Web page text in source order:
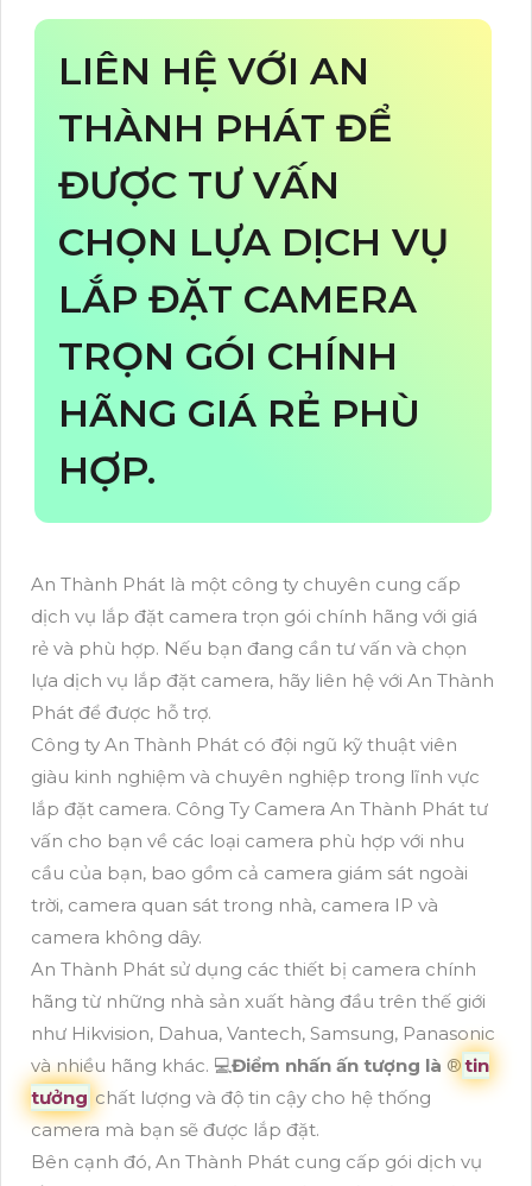
LIÊN HỆ VỚI AN
THÀNH PHÁT ĐỂ
ĐƯỢC TƯ VẤN
CHỌN LỰA DỊCH VỤ
LẮP ĐẶT CAMERA
TRỌN GÓI CHÍNH
HÃNG GIÁ RẺ PHÙ
HỢP.
An Thành Phát là một công ty chuyên cung cấp
dịch vụ lắp đặt camera trọn gói chính hãng với giá
rẻ và phù hợp. Nếu bạn đang cần tư vấn và chọn
lựa dịch vụ lắp đặt camera, hãy liên hệ với An Thành
Phát để được hỗ trợ.
Công ty An Thành Phát có đội ngũ kỹ thuật viên
giàu kinh nghiệm và chuyên nghiệp trong lĩnh vực
lắp đặt camera. Công Ty Camera An Thành Phát tư
vấn cho bạn về các loại camera phù hợp với nhu
cầu của bạn, bao gồm cả camera giám sát ngoài
trời, camera quan sát trong nhà, camera IP và
camera không dây.
An Thành Phát sử dụng các thiết bị camera chính
hãng từ những nhà sản xuất hàng đầu trên thế giới
như Hikvision, Dahua, Vantech, Samsung, Panasonic
và nhiều hãng khác. 💻Điểm nhấn ấn tượng là ®️tin
tưởng chất lượng và độ tin cậy cho hệ thống
camera mà bạn sẽ được lắp đặt.
Bên cạnh đó, An Thành Phát cung cấp gói dịch vụ